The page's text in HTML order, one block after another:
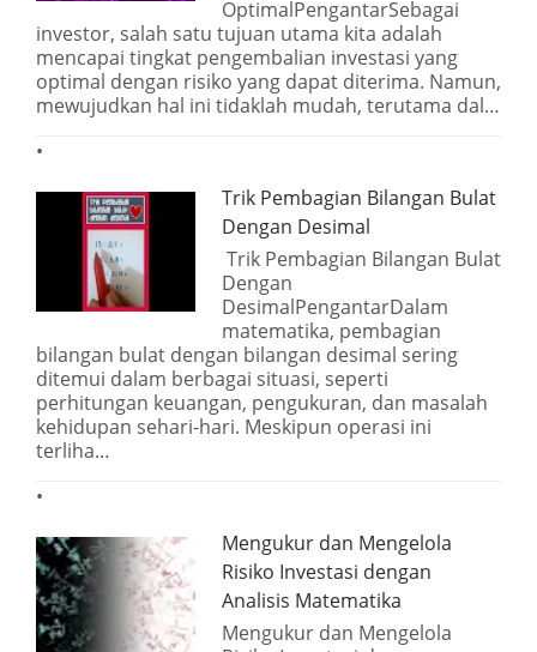
OptimalPengantarSebagai
investor, salah satu tujuan utama kita adalah
mencapai tingkat pengembalian investasi yang
optimal dengan risiko yang dapat diterima. Namun,
mewujudkan hal ini tidaklah mudah, terutama dal…
Trik Pembagian Bilangan Bulat
Dengan Desimal
Trik Pembagian Bilangan Bulat
Dengan
DesimalPengantarDalam
matematika, pembagian
bilangan bulat dengan bilangan desimal sering
ditemui dalam berbagai situasi, seperti
perhitungan keuangan, pengukuran, dan masalah
kehidupan sehari-hari. Meskipun operasi ini
terliha…
Mengukur dan Mengelola
Risiko Investasi dengan
Analisis Matematika
Mengukur dan Mengelola